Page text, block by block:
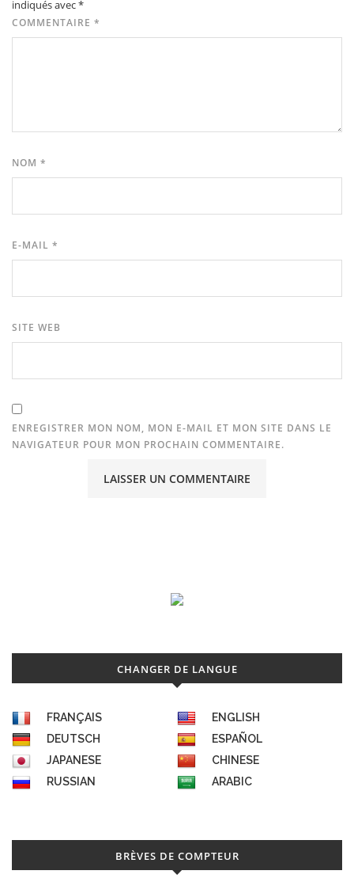
indiqués avec*
COMMENTAIRE *
NOM *
E-MAIL *
SITE WEB
ENREGISTRER MON NOM, MON E-MAIL ET MON SITE DANS LE
NAVIGATEUR POUR MON PROCHAIN COMMENTAIRE.
CHANGER DE LANGUE
FRANÇAIS
ENGLISH
DEUTSCH
ESPAÑOL
JAPANESE
CHINESE
RUSSIAN
ARABIC
BRÈVES DE COMPTEUR